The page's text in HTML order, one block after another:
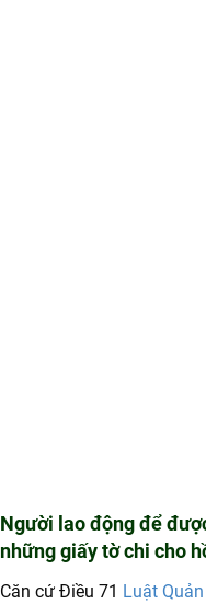
Người lao động để
những giấy tờ chi cho
Căn cứ Điều 71 Luật